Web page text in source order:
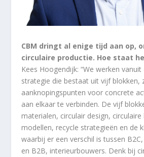
CBM dringt al enige tijd aan op,
circulaire productie. Hoe staat
Kees Hoogendijk: “We werken vanuit
strategie die bestaat uit vijf blokken,
aanknopingspunten voor concrete
aan elkaar te verbinden. De vijf
materialen, circulair design, circulaire
modellen, recycle strategieën en de
waarbij er een verschil is tussen
en B2B, interieurbouwers. Denk bij